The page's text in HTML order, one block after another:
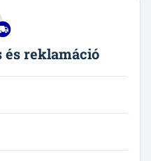
reklamáció